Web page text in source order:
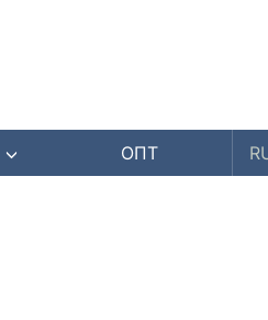
ОПТ